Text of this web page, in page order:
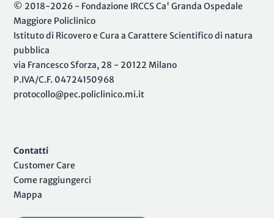
© 2018-2026 - Fondazione IRCCS Ca' Granda Ospedale
Maggiore Policlinico
Istituto di Ricovero e Cura a Carattere Scientifico di natura
pubblica
via Francesco Sforza, 28 - 20122 Milano
P.IVA/C.F. 04724150968
protocollo@pec.policlinico.mi.it
Contatti
Customer Care
Come raggiungerci
Mappa